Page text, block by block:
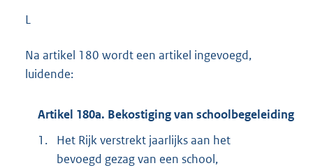
L
Na artikel 180 wordt een artikel ingevoegd,
luidende:
Artikel 180a. Bekostiging van schoolbegeleiding
1.
Het Rijk verstrekt jaarlijks aan het
bevoegd gezag van een school,